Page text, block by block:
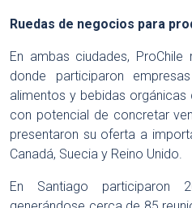
Ruedas de negocios para
En ambas ciudades,
donde participaron
alimentos y bebidas
con potencial de concretar
presentaron su oferta a
Canadá, Suecia y Reino Unido.
En Santiago participaron